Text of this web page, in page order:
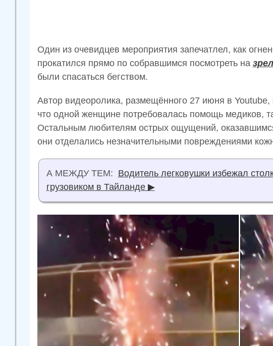
Один из очевидцев мероприятия запечатлел, как
прокатился прямо по собравшимся посмотреть на
были спасаться бегством.
Автор видеоролика, размещённого 27 июня в
что одной женщине потребовалась помощь медиков,
Остальным любителям острых ощущений,
они отделались незначительными повреждениями
А МЕЖДУ ТЕМ: Водитель легковушки избежал
грузовиком в Тайланде ▶